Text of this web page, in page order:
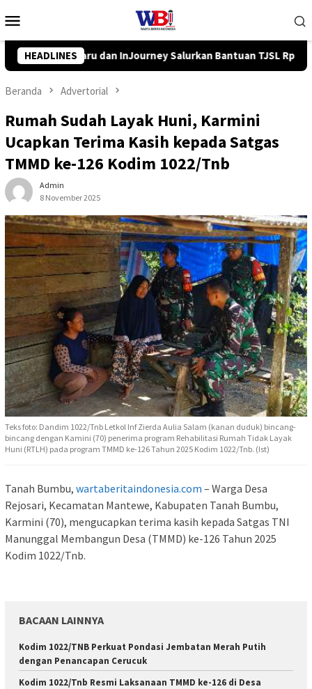
ke
Mobile
HEADLINES
Bantuan TJSL Rp319 Juta Pemkab Balangan
Beranda Advertorial
Rumah Sudah Layak Huni, Karmini
Ucapkan Terima Kasih kepada Satgas
TMMD ke-126 Kodim 1022/Tnb
Admin
8 November 2025
Teks foto: Dandim 1022/Tnb Letkol Inf Zierda Aulia Salam (kanan duduk) bincang-
bincang dengan Kamini (70) penerima program Rehabilitasi Rumah Tidak Layak
Huni (RTLH) pada program TMMD ke-126 Tahun 2025 Kodim 1022/Tnb. (Ist)
Tanah Bumbu, wartaberitaindonesia.com – Warga Desa
Rejosari, Kecamatan Mantewe, Kabupaten Tanah Bumbu,
Karmini (70), mengucapkan terima kasih kepada Satgas TNI
Manunggal Membangun Desa (TMMD) ke-126 Tahun 2025
Kodim 1022/Tnb.
BACAAN LAINNYA
Kodim 1022/TNB Perkuat Pondasi Jembatan Merah Putih
dengan Penancapan Cerucuk
Kodim 1022/Tnb Resmi Laksanaan TMMD ke-126 di Desa